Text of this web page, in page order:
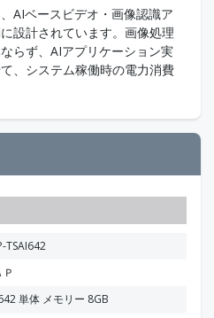
AIベースビデオ・画像認識ア
設計されています。画像処理
らず、AIアプリケーション実
、システム稼働時の電力消費
TSAI642
単体 メモリー 8GB